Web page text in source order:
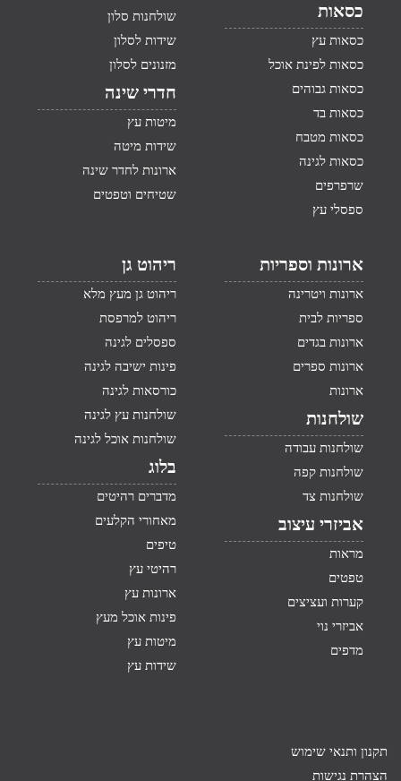
כסאות
כסאות עץ
כסאות לפינת אוכל
כסאות גבוהים
כסאות בד
כסאות מטבח
כסאות לגינה
שרפרפים
ספסלי עץ
שולחנות סלון
שידות לסלון
מזנונים לסלון
חדרי שינה
מיטות עץ
שידות מיטה
ארונות לחדר שינה
שטיחים וטפטים
ארונות וספריות
ארונות ויטרינה
ספריות לבית
ארונות בגדים
ארונות ספרים
ארונות
שולחנות
שולחנות עבודה
שולחנות קפה
שולחנות צד
אביזרי עיצוב
מראות
טפטים
קערות ועציצים
אביזרי נוי
מדפים
ריהוט גן
ריהוט גן מעץ מלא
ריהוט למרפסת
ספסלים לגינה
פינות ישיבה לגינה
כורסאות לגינה
שולחנות עץ לגינה
שולחנות אוכל לגינה
בלוג
מדברים רהיטים
מאחורי הקלעים
טיפים
רהיטי עץ
ארונות עץ
פינות אוכל מעץ
מיטות עץ
שידות עץ
תקנון ותנאי שימוש
הצהרת נגישות